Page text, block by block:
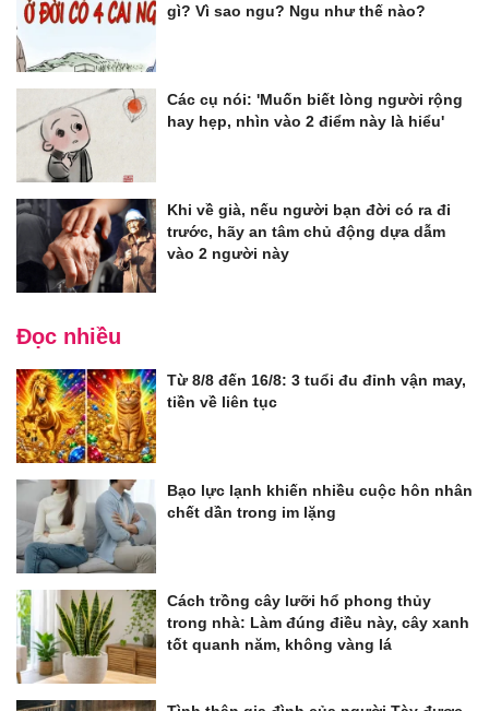
gì? Vì sao ngu? Ngu như thế nào?
Các cụ nói: 'Muốn biết lòng người rộng
hay hẹp, nhìn vào 2 điểm này là hiểu'
Khi về già, nếu người bạn đời có ra đi
trước, hãy an tâm chủ động dựa dẫm
vào 2 người này
Đọc nhiều
Từ 8/8 đến 16/8: 3 tuổi đu đỉnh vận may,
tiền về liên tục
Bạo lực lạnh khiến nhiều cuộc hôn nhân
chết dần trong im lặng
Cách trồng cây lưỡi hổ phong thủy
trong nhà: Làm đúng điều này, cây xanh
tốt quanh năm, không vàng lá